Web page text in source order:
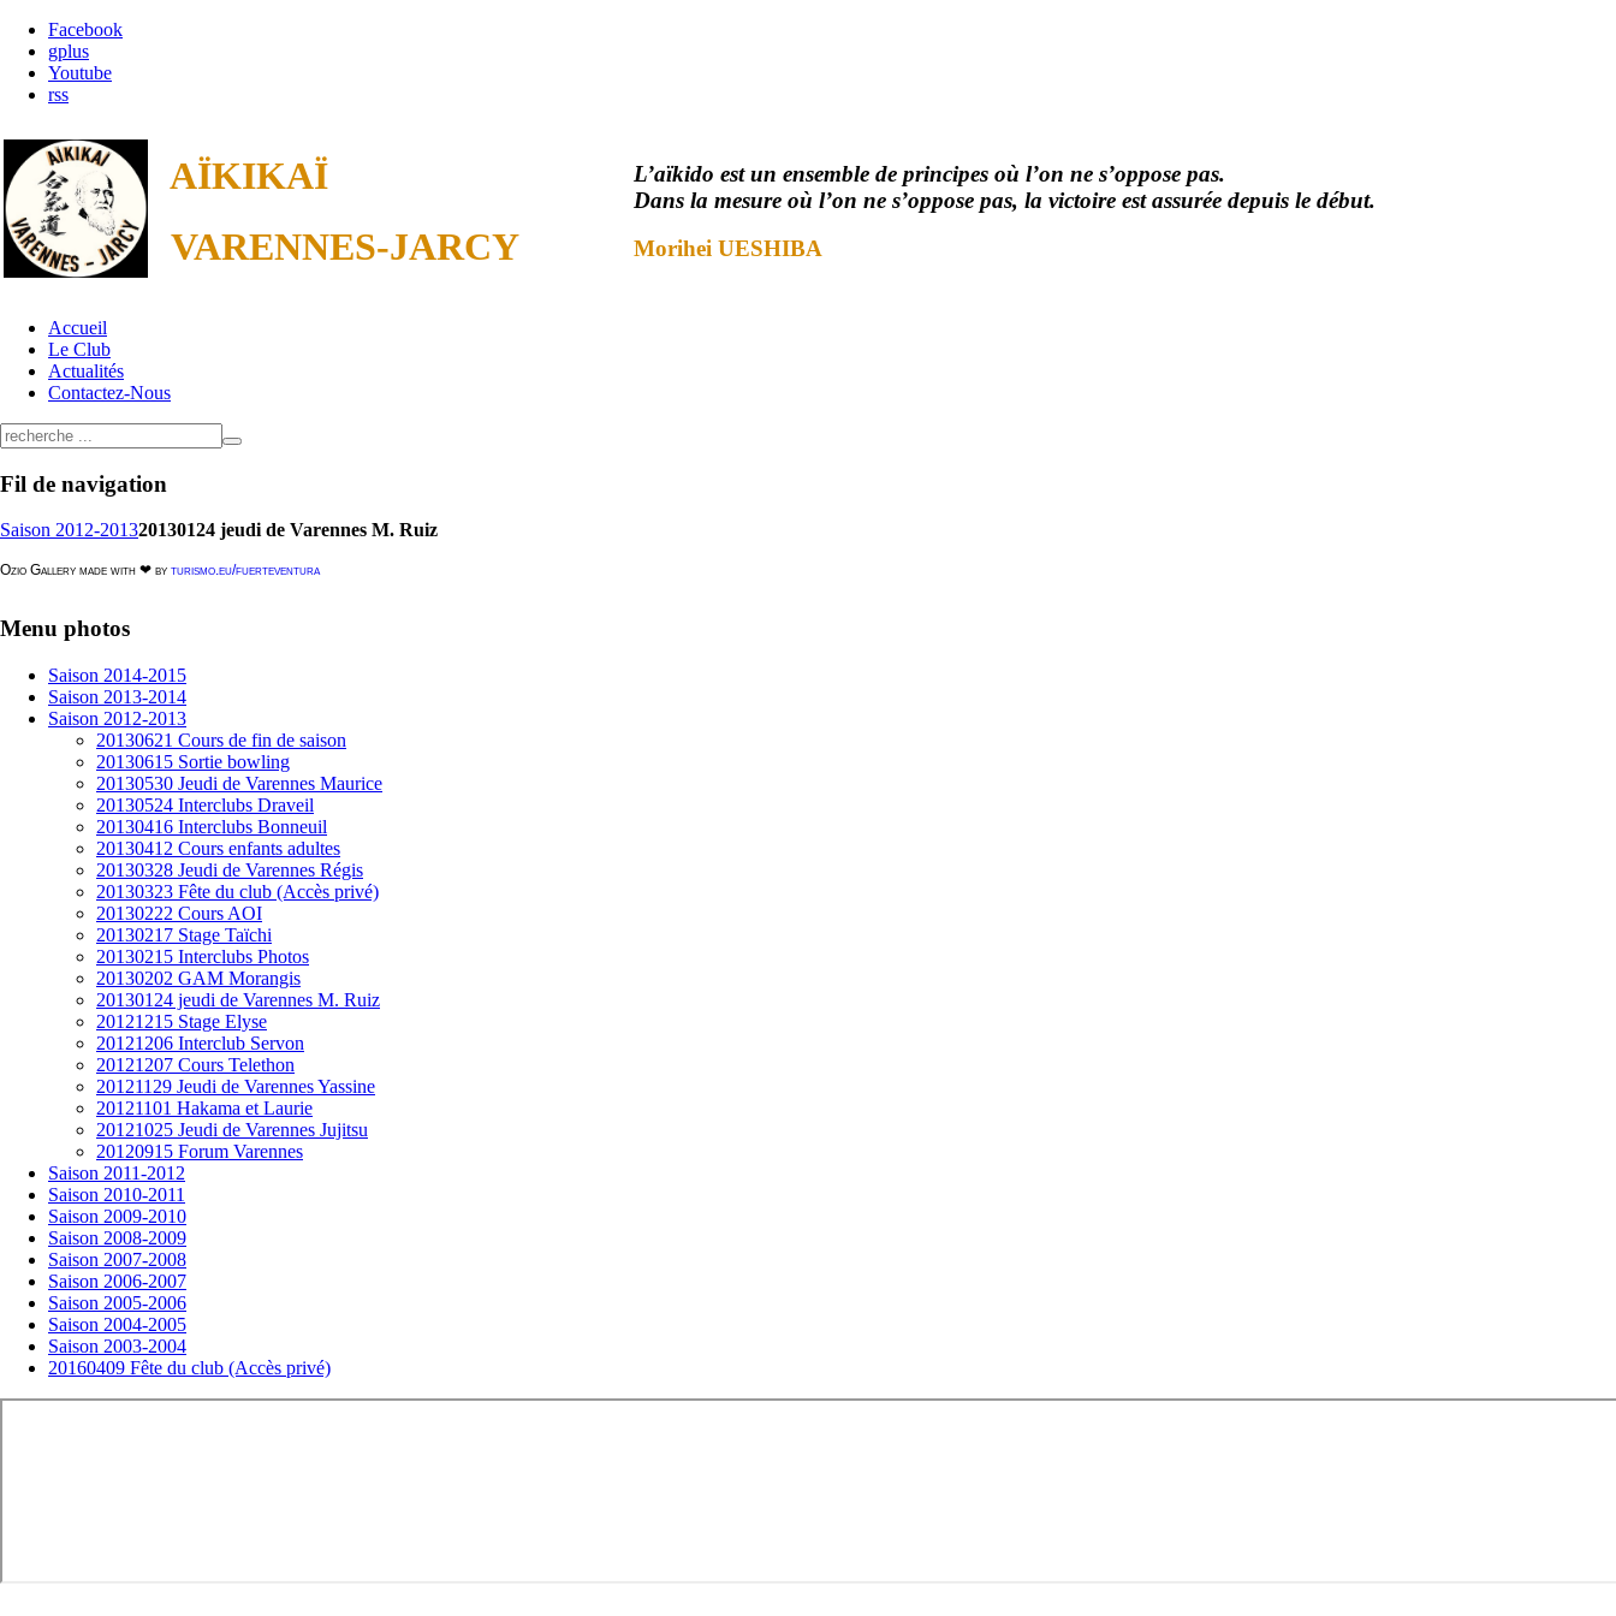
Facebook
gplus
Youtube
rss
AÏKIKAÏ
VARENNES-JARCY
L’aïkido est un ensemble de principes où l’on ne s’oppose pas.
Dans la mesure où l’on ne s’oppose pas, la victoire est assurée depuis le début.
Morihei UESHIBA
Accueil
Le Club
Actualités
Contactez-Nous
Fil de navigation
Saison 2012-201320130124 jeudi de Varennes M. Ruiz
Ozio Gallery made with ❤ by turismo.eu/fuerteventura
Menu photos
Saison 2014-2015
Saison 2013-2014
Saison 2012-2013
20130621 Cours de fin de saison
20130615 Sortie bowling
20130530 Jeudi de Varennes Maurice
20130524 Interclubs Draveil
20130416 Interclubs Bonneuil
20130412 Cours enfants adultes
20130328 Jeudi de Varennes Régis
20130323 Fête du club (Accès privé)
20130222 Cours AOI
20130217 Stage Taïchi
20130215 Interclubs Photos
20130202 GAM Morangis
20130124 jeudi de Varennes M. Ruiz
20121215 Stage Elyse
20121206 Interclub Servon
20121207 Cours Telethon
20121129 Jeudi de Varennes Yassine
20121101 Hakama et Laurie
20121025 Jeudi de Varennes Jujitsu
20120915 Forum Varennes
Saison 2011-2012
Saison 2010-2011
Saison 2009-2010
Saison 2008-2009
Saison 2007-2008
Saison 2006-2007
Saison 2005-2006
Saison 2004-2005
Saison 2003-2004
20160409 Fête du club (Accès privé)